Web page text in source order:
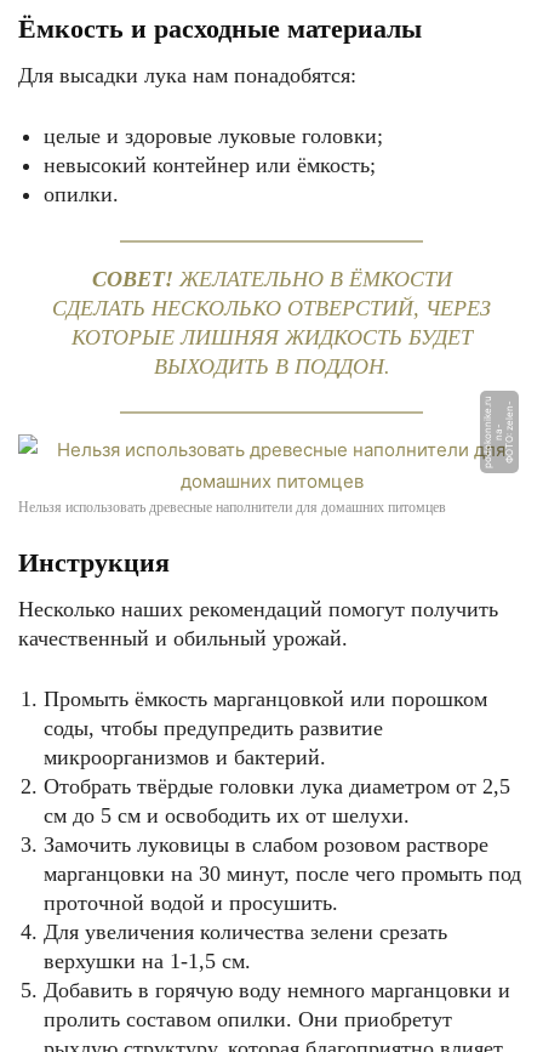
Ёмкость и расходные материалы
Для высадки лука нам понадобятся:
целые и здоровые луковые головки;
невысокий контейнер или ёмкость;
опилки.
СОВЕТ! ЖЕЛАТЕЛЬНО В ЁМКОСТИ
СДЕЛАТЬ НЕСКОЛЬКО ОТВЕРСТИЙ, ЧЕРЕЗ
КОТОРЫЕ ЛИШНЯЯ ЖИДКОСТЬ БУДЕТ
ВЫХОДИТЬ В ПОДДОН.
Ф
О
Т
О:
zel
e
n
-
n
a
-p
o
d
o
k
o
n
ni
k
e.
r
u
Нельзя использовать древесные наполнители для домашних питомцев
Инструкция
Несколько наших рекомендаций помогут получить
качественный и обильный урожай.
Промыть ёмкость марганцовкой или порошком
соды, чтобы предупредить развитие
микроорганизмов и бактерий.
Отобрать твёрдые головки лука диаметром от 2,5
см до 5 см и освободить их от шелухи.
Замочить луковицы в слабом розовом растворе
марганцовки на 30 минут, после чего промыть под
проточной водой и просушить.
Для увеличения количества зелени срезать
верхушки на 1-1,5 см.
Добавить в горячую воду немного марганцовки и
пролить составом опилки. Они приобретут